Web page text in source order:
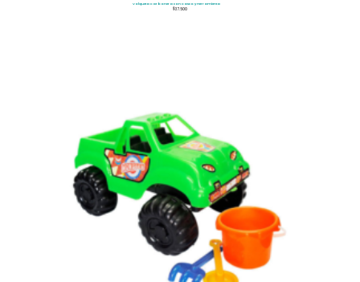
Volqueta Carbonera con Casco y Herramienta
$37.500